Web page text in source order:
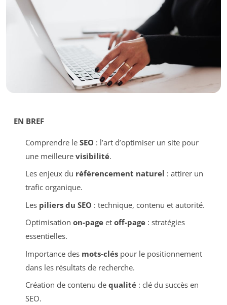
EN BREF
Comprendre le SEO : l’art d’optimiser un site pour
une meilleure visibilité.
Les enjeux du référencement naturel : attirer un
trafic organique.
Les piliers du SEO : technique, contenu et autorité.
Optimisation on-pageet off-page: stratégies
essentielles.
Importance des mots-cléspour le positionnement
dans les résultats de recherche.
Création de contenu de qualité: clé du succès en
SEO.